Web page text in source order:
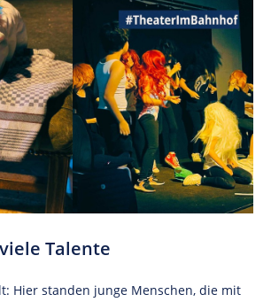
Talente
Hier standen junge Menschen, die mit